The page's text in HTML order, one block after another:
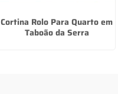
Cortina Rolo Para Quarto em
Taboão da Serra